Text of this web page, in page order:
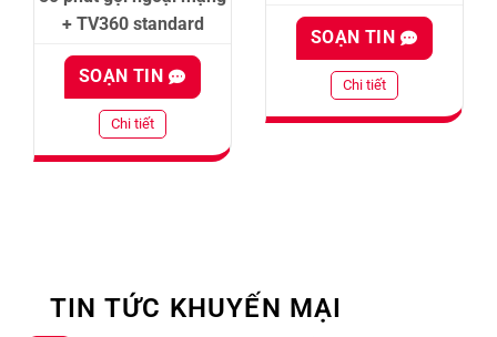
+ TV360 standard
SOẠN TIN
Chi tiết
SOẠN TIN
Chi tiết
TIN TỨC KHUYẾN MẠI